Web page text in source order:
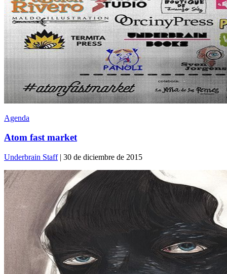
Agenda
Atom fast market
Underbrain Staff| 30 de diciembre de 2015